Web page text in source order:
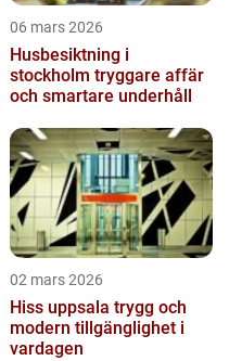
06 mars 2026
Husbesiktning i
stockholm tryggare affär
och smartare underhåll
02 mars 2026
Hiss uppsala trygg och
modern tillgänglighet i
vardagen